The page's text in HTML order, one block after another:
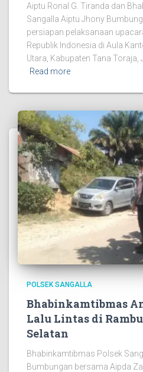
Aiptu Ronal G. Tiranda dan
Sangalla Aiptu Jhony
persiapan pelaksanaan
Republik Indonesia di Aula
Utara, Kabupaten Tana Toraja,
Read more
POLSEK SANGALLA
Bhabinkamtibmas
Lalu Lintas di
Selatan
Bhabinkamtibmas Polsek
Bumbungan bersama Aipda